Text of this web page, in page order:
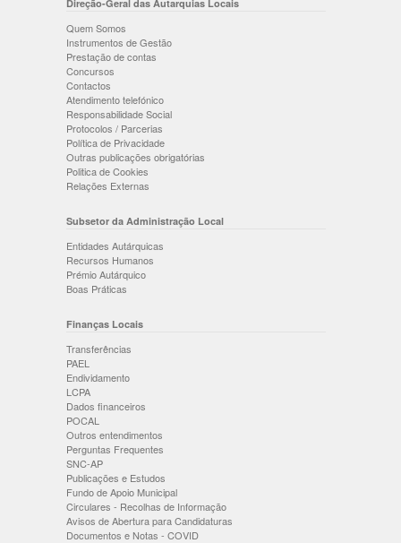
Direção-Geral das Autarquias Locais
Quem Somos
Instrumentos de Gestão
Prestação de contas
Concursos
Contactos
Atendimento telefónico
Responsabilidade Social
Protocolos / Parcerias
Política de Privacidade
Outras publicações obrigatórias
Politica de Cookies
Relações Externas
Subsetor da Administração Local
Entidades Autárquicas
Recursos Humanos
Prémio Autárquico
Boas Práticas
Finanças Locais
Transferências
PAEL
Endividamento
LCPA
Dados financeiros
POCAL
Outros entendimentos
Perguntas Frequentes
SNC-AP
Publicações e Estudos
Fundo de Apoio Municipal
Circulares - Recolhas de Informação
Avisos de Abertura para Candidaturas
Documentos e Notas - COVID